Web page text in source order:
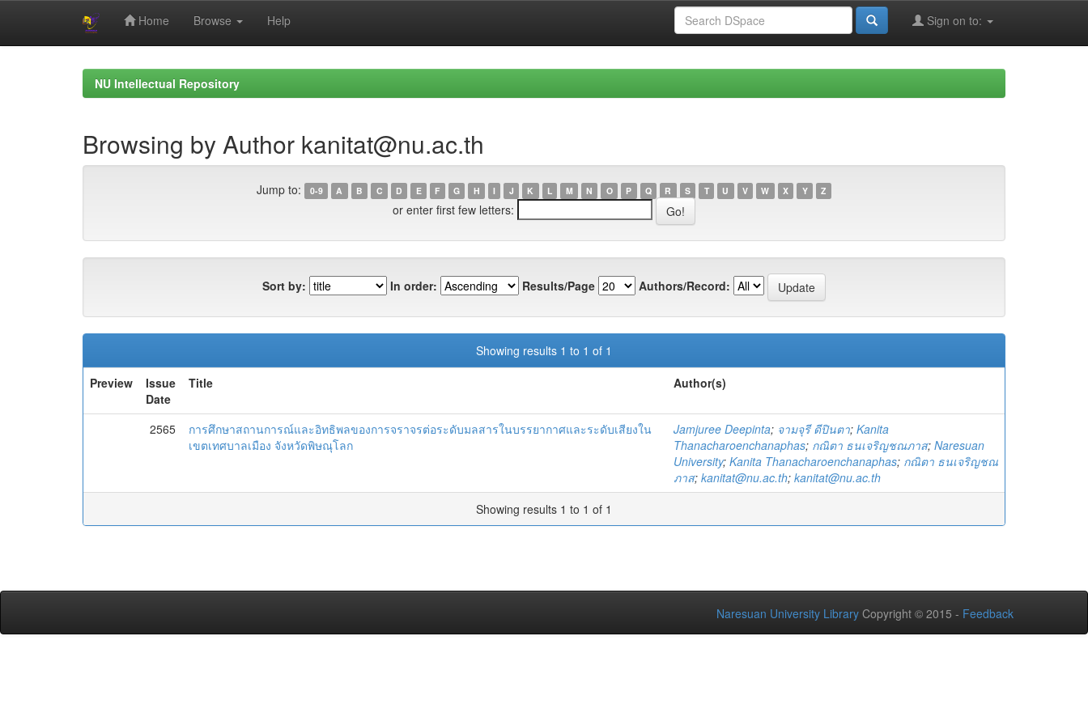
Home Browse Help Sign on to:
NU Intellectual Repository
Browsing by Author kanitat@nu.ac.th
Jump to: 0-9 A B C D E F G H I J K L M N O P Q R S T U V W X Y Z
or enter first few letters:
Sort by: In order: Results/Page Authors/Record:
Showing results 1 to 1 of 1
Preview
Issue
Date
Title Author(s)
2565
การศึกษาสถานการณ์และอิทธิพลของการจราจรต่อระดับมลสารในบรรยากาศและระดับเสียงใน
เขตเทศบาลเมือง จังหวัดพิษณุโลก
Jamjuree Deepinta; จามจุรี ดีปินตา; Kanita
Thanacharoenchanaphas; กณิตา ธนเจริญชณภาส; Naresuan
University; Kanita Thanacharoenchanaphas; กณิตา ธนเจริญชณ
ภาส; kanitat@nu.ac.th; kanitat@nu.ac.th
Showing results 1 to 1 of 1
Naresuan University Library Copyright © 2015 - Feedback